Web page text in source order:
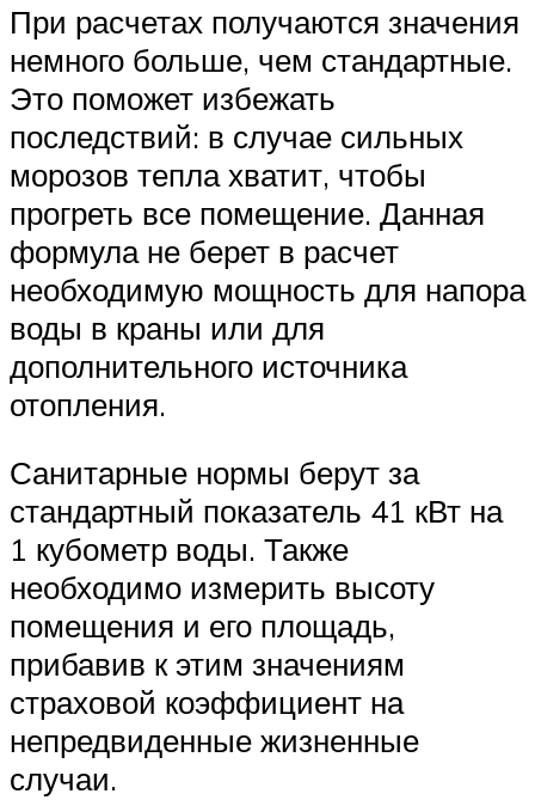
При расчетах получаются значения
немного больше, чем стандартные.
Это поможет избежать
последствий: в случае сильных
морозов тепла хватит, чтобы
прогреть все помещение. Данная
формула не берет в расчет
необходимую мощность для напора
воды в краны или для
дополнительного источника
отопления.
Санитарные нормы берут за
стандартный показатель 41 кВт на
1 кубометр воды. Также
необходимо измерить высоту
помещения и его площадь,
прибавив к этим значениям
страховой коэффициент на
непредвиденные жизненные
случаи.